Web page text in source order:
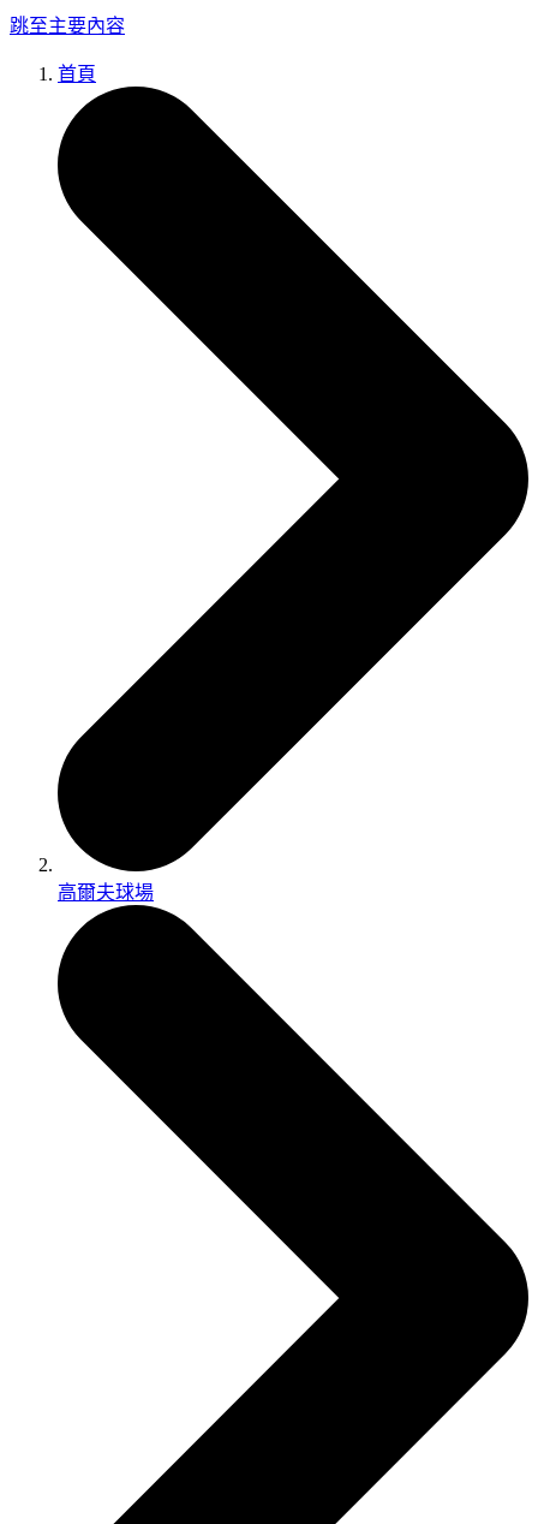
跳至主要內容
首頁
高爾夫球場